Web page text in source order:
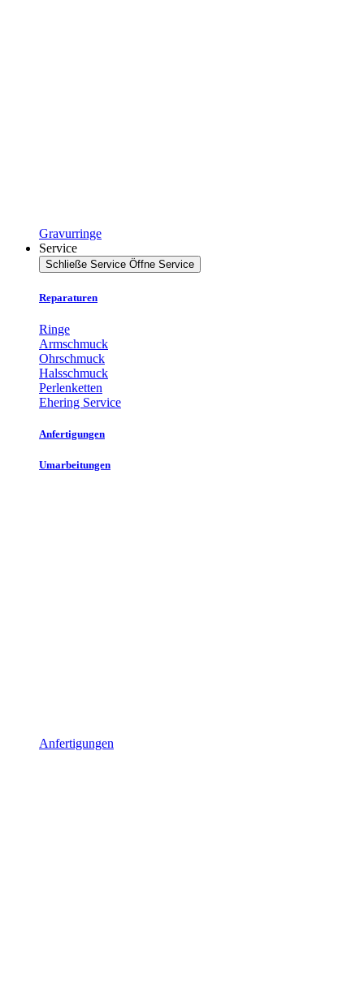
Gravurringe
Service
Schließe Service Öffne Service
Reparaturen
Ringe
Armschmuck
Ohrschmuck
Halsschmuck
Perlenketten
Ehering Service
Anfertigungen
Umarbeitungen
Anfertigungen